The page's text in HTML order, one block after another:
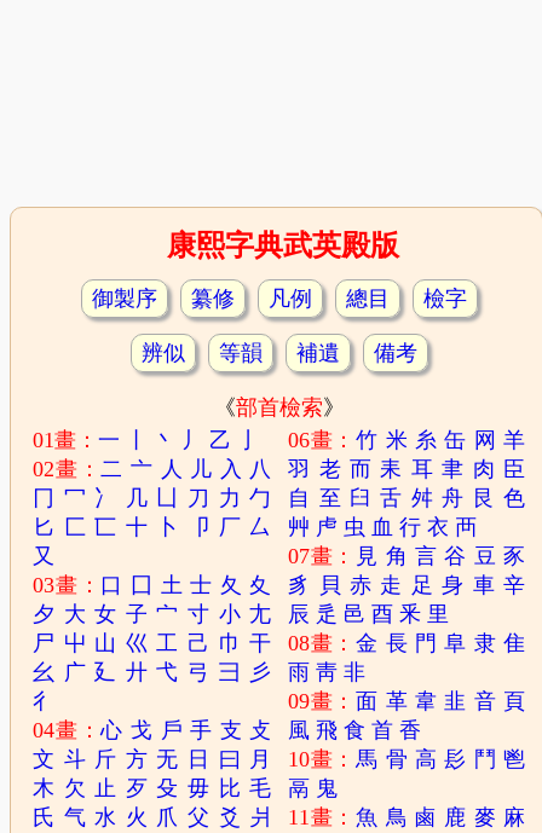
康熙字典武英殿版
御製序 纂修 凡例 總目 檢字
辨似 等韻 補遺 備考
《部首檢索》
01畫：一 丶 丿 乙
02畫：二 亠 人 儿 入 八
冂 冖 冫 几 凵 刀 力 勹
匕 匚 匸 十 卜 卩 厂 厶
又
03畫： 口 囗 土 士 夂 夊
夕 大 女 子 宀 寸 小 尢
尸 屮 山 巛 工 己 巾 干
幺 广 廴 廾 弋 弓 彐
彡
彳
04畫：心 戈 戶 手 支 攴
文 斗 斤 方 无 日 曰 月
木 欠 止 歹 殳 毋 比 毛
氏 气 水 火 爪 父 爻 爿
06畫：竹 米 糸 缶 网 羊
羽 老 而 耒 耳 聿 肉 臣
自 至 臼 舌 舛 舟 艮 色
艸 虍 虫 血 行 衣 襾
07畫： 見 角 言 谷 豆 豕
豸
貝 赤 走 足 身 車 辛
辰 辵 邑 酉 釆 里
08畫：金 長 門 阜 隶 隹
雨 靑 非
09畫： 面 革 韋 韭 音 頁
風 飛 食 首 香
10畫：馬 骨 高 髟 鬥 鬯
鬲 鬼
11畫：魚 鳥 鹵 鹿 麥 麻